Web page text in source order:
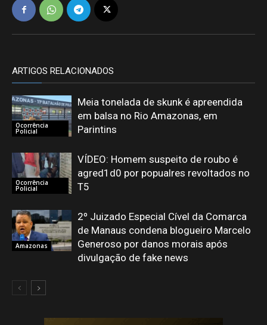
ARTIGOS RELACIONADOS
Ocorrência
Policial
Meia tonelada de skunk é apreendida
em balsa no Rio Amazonas, em
Parintins
Ocorrência
Policial
VÍDEO: Homem suspeito de roubo é
agred1d0 por popualres revoltados no
T5
Amazonas
2º Juizado Especial Cível da Comarca
de Manaus condena blogueiro Marcelo
Generoso por danos morais após
divulgação de fake news